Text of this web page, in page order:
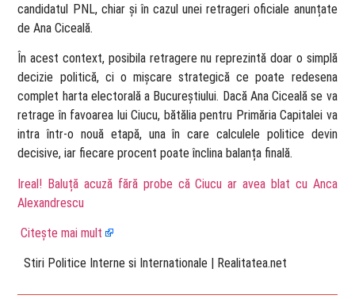
candidatul PNL, chiar și în cazul unei retrageri oficiale anunțate
de Ana Ciceală.
În acest context, posibila retragere nu reprezintă doar o simplă
decizie politică, ci o mișcare strategică ce poate redesena
complet harta electorală a Bucureștiului. Dacă Ana Ciceală se va
retrage în favoarea lui Ciucu, bătălia pentru Primăria Capitalei va
intra într-o nouă etapă, una în care calculele politice devin
decisive, iar fiecare procent poate înclina balanța finală.
Ireal! Baluță acuză fără probe că Ciucu ar avea blat cu Anca
Alexandrescu
Citește mai mult
​ Stiri Politice Interne si Internationale | Realitatea.net